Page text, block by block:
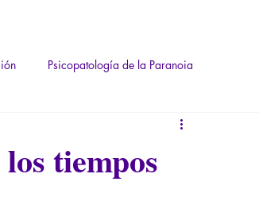
Psicopatología de la Paranoia
tiempos